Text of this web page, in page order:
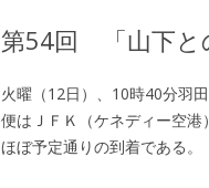
第54回 「山下と
火曜（12日）、10時40分羽
便はＪＦＫ（ケネディー空港
ほぼ予定通りの到着である。